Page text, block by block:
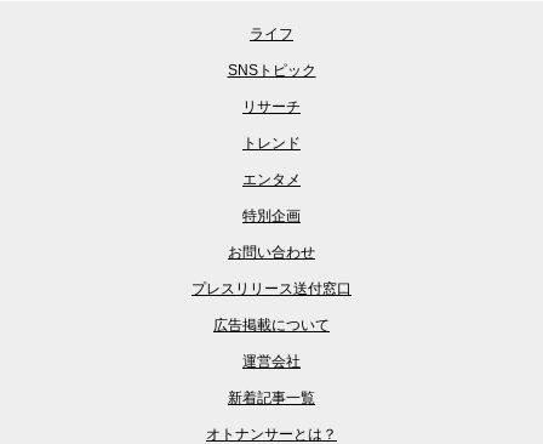
ライフ
SNSトピック
リサーチ
トレンド
エンタメ
特別企画
お問い合わせ
プレスリリース送付窓口
広告掲載について
運営会社
新着記事一覧
オトナンサーとは？